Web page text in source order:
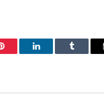
Pinterest LinkedIn Tumblr